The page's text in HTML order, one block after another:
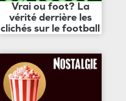
Vrai ou foot? La
vérité derrière les
clichés sur le football